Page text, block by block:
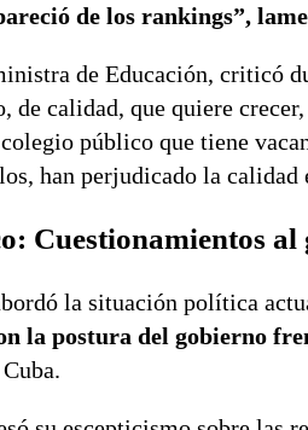
de los rankings”,
de Educación, criticó
de calidad, que quiere
público que tiene
han perjudicado la calidad
Cuestionamientos al
la situación política
la postura del gobierno